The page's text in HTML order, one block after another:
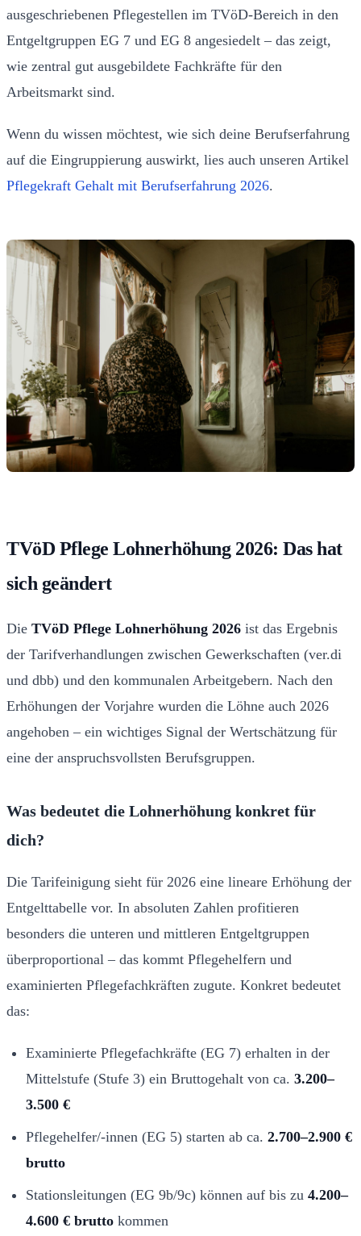
ausgeschriebenen Pflegestellen im TVöD-Bereich in den
Entgeltgruppen EG 7 und EG 8 angesiedelt – das zeigt,
wie zentral gut ausgebildete Fachkräfte für den
Arbeitsmarkt sind.
Wenn du wissen möchtest, wie sich deine Berufserfahrung
auf die Eingruppierung auswirkt, lies auch unseren Artikel
Pflegekraft Gehalt mit Berufserfahrung 2026.
TVöD Pflege Lohnerhöhung 2026: Das hat
sich geändert
Die TVöD Pflege Lohnerhöhung 2026 ist das Ergebnis
der Tarifverhandlungen zwischen Gewerkschaften (ver.di
und dbb) und den kommunalen Arbeitgebern. Nach den
Erhöhungen der Vorjahre wurden die Löhne auch 2026
angehoben – ein wichtiges Signal der Wertschätzung für
eine der anspruchsvollsten Berufsgruppen.
Was bedeutet die Lohnerhöhung konkret für
dich?
Die Tarifeinigung sieht für 2026 eine lineare Erhöhung der
Entgelttabelle vor. In absoluten Zahlen profitieren
besonders die unteren und mittleren Entgeltgruppen
überproportional – das kommt Pflegehelfern und
examinierten Pflegefachkräften zugute. Konkret bedeutet
das:
Examinierte Pflegefachkräfte (EG 7) erhalten in der
Mittelstufe (Stufe 3) ein Bruttogehalt von ca. 3.200–
3.500 €
Pflegehelfer/-innen (EG 5) starten ab ca. 2.700–2.900 €
brutto
Stationsleitungen (EG 9b/9c) können auf bis zu 4.200–
4.600 € brutto kommen